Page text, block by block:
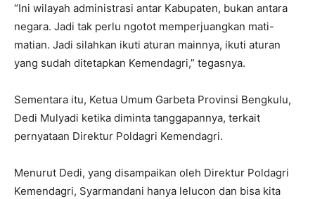
“Ini wilayah administrasi antar Kabupaten, bukan antara
negara. Jadi tak perlu ngotot memperjuangkan mati-
matian. Jadi silahkan ikuti aturan mainnya, ikuti aturan
yang sudah ditetapkan Kemendagri,” tegasnya.
Sementara itu, Ketua Umum Garbeta Provinsi Bengkulu,
Dedi Mulyadi ketika diminta tanggapannya, terkait
pernyataan Direktur Poldagri Kemendagri.
Menurut Dedi, yang disampaikan oleh Direktur Poldagri
Kemendagri, Syarmandani hanya lelucon dan bisa kita